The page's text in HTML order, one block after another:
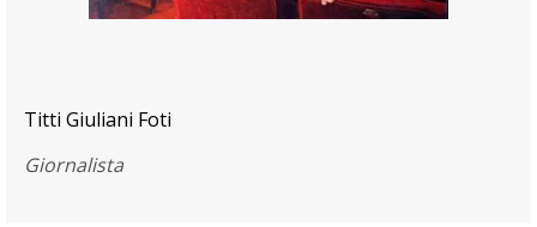
Titti Giuliani Foti
Giornalista